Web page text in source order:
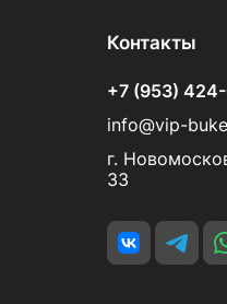
Контакты
+7 (953)
info@vip-
г.
33